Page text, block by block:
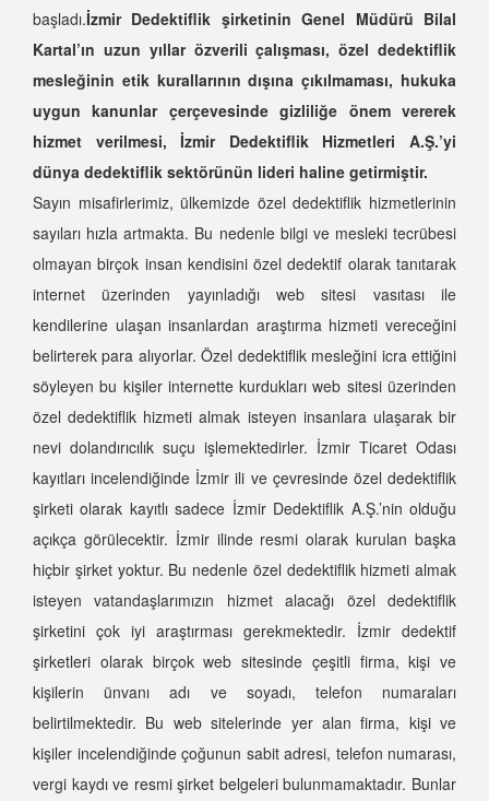
başladı.İzmir Dedektiflik şirketinin Genel Müdürü Bilal
Kartal’ın uzun yıllar özverili çalışması, özel dedektiflik
mesleğinin etik kurallarının dışına çıkılmaması, hukuka
uygun kanunlar çerçevesinde gizliliğe önem vererek
hizmet verilmesi, İzmir Dedektiflik Hizmetleri A.Ş.’yi
dünya dedektiflik sektörünün lideri haline getirmiştir.
Sayın misafirlerimiz, ülkemizde özel dedektiflik hizmetlerinin
sayıları hızla artmakta. Bu nedenle bilgi ve mesleki tecrübesi
olmayan birçok insan kendisini özel dedektif olarak tanıtarak
internet üzerinden yayınladığı web sitesi vasıtası ile
kendilerine ulaşan insanlardan araştırma hizmeti vereceğini
belirterek para alıyorlar. Özel dedektiflik mesleğini icra ettiğini
söyleyen bu kişiler internette kurdukları web sitesi üzerinden
özel dedektiflik hizmeti almak isteyen insanlara ulaşarak bir
nevi dolandırıcılık suçu işlemektedirler. İzmir Ticaret Odası
kayıtları incelendiğinde İzmir ili ve çevresinde özel dedektiflik
şirketi olarak kayıtlı sadece İzmir Dedektiflik A.Ş.’nin olduğu
açıkça görülecektir. İzmir ilinde resmi olarak kurulan başka
hiçbir şirket yoktur. Bu nedenle özel dedektiflik hizmeti almak
isteyen vatandaşlarımızın hizmet alacağı özel dedektiflik
şirketini çok iyi araştırması gerekmektedir. İzmir dedektif
şirketleri olarak birçok web sitesinde çeşitli firma, kişi ve
kişilerin ünvanı adı ve soyadı, telefon numaraları
belirtilmektedir. Bu web sitelerinde yer alan firma, kişi ve
kişiler incelendiğinde çoğunun sabit adresi, telefon numarası,
vergi kaydı ve resmi şirket belgeleri bulunmamaktadır. Bunlar